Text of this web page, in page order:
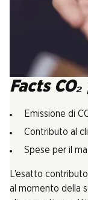
Facts
Emissione di
Contributo al
Spese per il
L’esatto
al momento della